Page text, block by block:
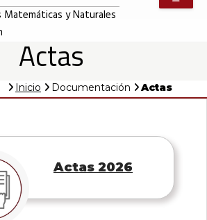
Matemáticas y Naturales
Actas
Inicio Documentación Actas
Actas 2026